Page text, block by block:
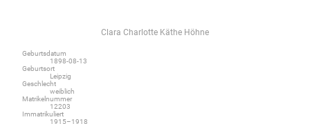
Clara Charlotte Käthe Höhne
Geburtsdatum
1898-08-13
Geburtsort
Leipzig
Geschlecht
weiblich
Matrikelnummer
12203
Immatrikuliert
1915–1918